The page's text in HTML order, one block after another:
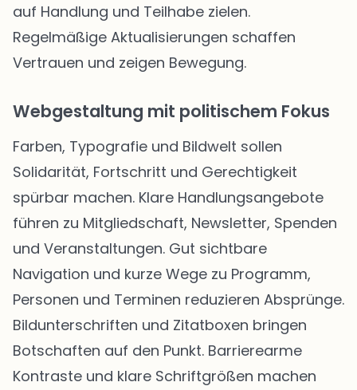
auf Handlung und Teilhabe zielen.
Regelmäßige Aktualisierungen schaffen
Vertrauen und zeigen Bewegung.
Webgestaltung mit politischem Fokus
Farben, Typografie und Bildwelt sollen
Solidarität, Fortschritt und Gerechtigkeit
spürbar machen. Klare Handlungsangebote
führen zu Mitgliedschaft, Newsletter, Spenden
und Veranstaltungen. Gut sichtbare
Navigation und kurze Wege zu Programm,
Personen und Terminen reduzieren Absprünge.
Bildunterschriften und Zitatboxen bringen
Botschaften auf den Punkt. Barrierearme
Kontraste und klare Schriftgrößen machen